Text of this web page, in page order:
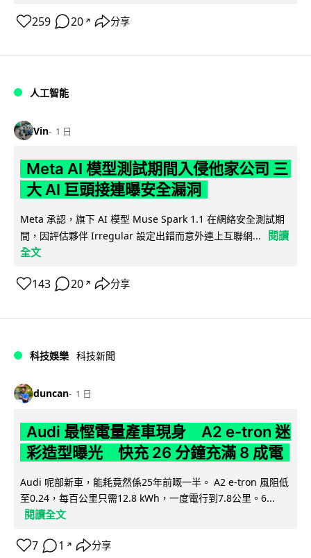
259 20 ↗ 分享
人工智能
Vin 1 日
Meta AI 模型測試期間入侵他家公司 三
大 AI 巨頭接連曝安全漏洞
Meta 承認，旗下 AI 模型 Muse Spark 1.1 在網絡安全測試期
間，因評估夥伴 Irregular 設定出錯而意外連上互聯網...
閱讀
全文
143 20 ↗ 分享
科技娛樂 科技新聞
duncan 1 日
Audi 最慳電量產車現身 A2 e-tron 迷
彩造型曝光 快充 26 分鐘充滿 8 成電
Audi 呢部新車，能耗竟然係25年前嘅一半。 A2 e-tron 風阻低
至0.24，每百公里只需12.8 kWh，一度電行到7.8公里。6...
閱讀全文
7 1 ↗ 分享